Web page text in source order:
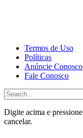
Termos de Uso
Políticas
Anúncie Conosco
Fale Conosco
Digite acima e pressione
cancelar.